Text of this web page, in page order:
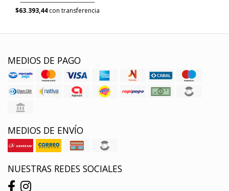
$63.393,44con transferencia
MEDIOS DE PAGO
MEDIOS DE ENVÍO
NUESTRAS REDES SOCIALES